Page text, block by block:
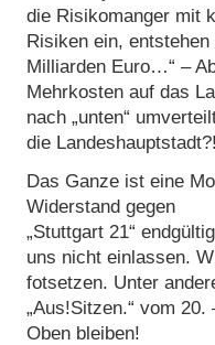
die Risikomanger mit
Risiken ein,
Milliarden Euro…“ –
Mehrkosten auf das
nach „unten“
die
Das Ganze ist eine
Widerstand gegen
„Stuttgart 21“
uns nicht einlassen.
fotsetzen. Unter
„Aus!Sitzen.“ vom
Oben bleiben!